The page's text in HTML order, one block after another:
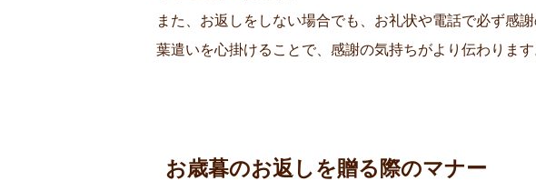
また、お返しをしない場合でも、お礼状や電話で必ず感
葉遣いを心掛けることで、感謝の気持ちがより伝わります
お歳暮のお返しを贈る際のマナー